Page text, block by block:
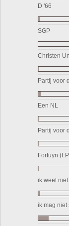
D '66
SGP
Christen
Partij voor
Een NL
Partij voor
Fortuyn
ik weet niet
ik mag niet